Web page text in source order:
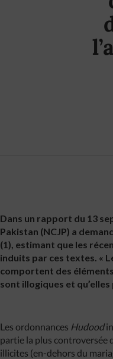
Dans un rapport du 13
Pakistan (NCJP) a
(1), estimant que les
induits par ces textes. «
comportent des
sont illogiques et
Les ordonnances Hudood
partie la plus controversée
illicites (en-dehors du